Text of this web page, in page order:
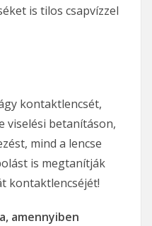
is tilos csapvízzel
kontaktlencsét,
viselési betanításon,
mind a lencse
is megtanítják
kontaktlencséjét!
amennyiben